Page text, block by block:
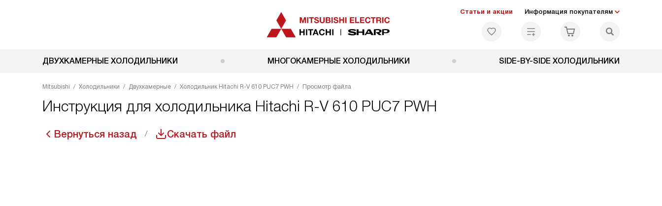
Статьи и акции Информация покупателям
ДВУХКАМЕРНЫЕ ХОЛОДИЛЬНИКИ МНОГОКАМЕРНЫЕ ХОЛОДИЛЬНИКИ SIDE-BY-SIDE ХОЛОДИЛЬНИКИ
Mitsubishi Холодильники Двухкамерные Холодильник Hitachi R-V 610 PUC7 PWH Просмотр файла
Инструкция для холодильника Hitachi R-V 610 PUC7 PWH
Вернуться назад Скачать файл